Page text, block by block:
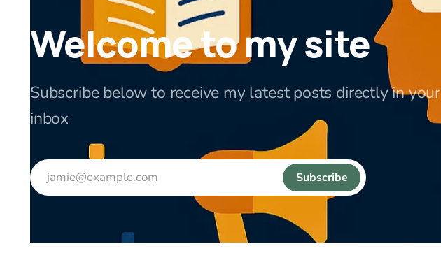
Welcome to my site
Subscribe below to receive my latest posts directly in your
inbox
jamie@example.com Subscribe